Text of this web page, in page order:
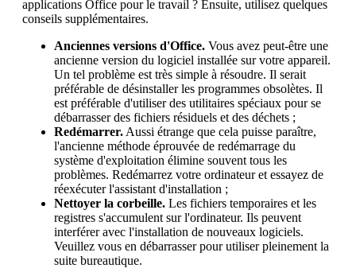
applications Office pour le travail ? Ensuite, utilisez quelques
conseils supplémentaires.
Anciennes versions d'Office. Vous avez peut-être une
ancienne version du logiciel installée sur votre appareil.
Un tel problème est très simple à résoudre. Il serait
préférable de désinstaller les programmes obsolètes. Il
est préférable d'utiliser des utilitaires spéciaux pour se
débarrasser des fichiers résiduels et des déchets ;
Redémarrer. Aussi étrange que cela puisse paraître,
l'ancienne méthode éprouvée de redémarrage du
système d'exploitation élimine souvent tous les
problèmes. Redémarrez votre ordinateur et essayez de
réexécuter l'assistant d'installation ;
Nettoyer la corbeille. Les fichiers temporaires et les
registres s'accumulent sur l'ordinateur. Ils peuvent
interférer avec l'installation de nouveaux logiciels.
Veuillez vous en débarrasser pour utiliser pleinement la
suite bureautique.